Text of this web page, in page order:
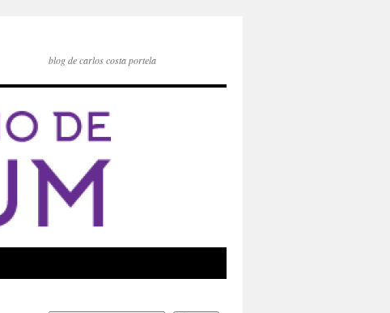
blog de carlos costa portela